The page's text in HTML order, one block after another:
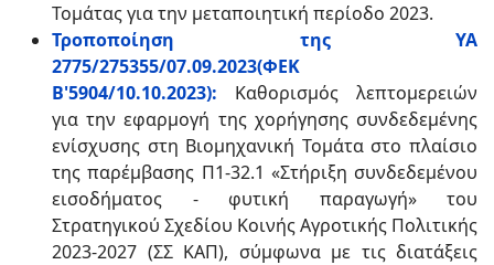
Τομάτας για την μεταποιητική περίοδο 2023.
Τροποποίηση της ΥΑ
2775/275355/07.09.2023(ΦΕΚ
Β'5904/10.10.2023): Καθορισμός λεπτομερειών
για την εφαρμογή της χορήγησης συνδεδεμένης
ενίσχυσης στη Βιομηχανική Τομάτα στο πλαίσιο
της παρέμβασης Π1-32.1 «Στήριξη συνδεδεμένου
εισοδήματος - φυτική παραγωγή» του
Στρατηγικού Σχεδίου Κοινής Αγροτικής Πολιτικής
2023-2027 (ΣΣ ΚΑΠ), σύμφωνα με τις διατάξεις